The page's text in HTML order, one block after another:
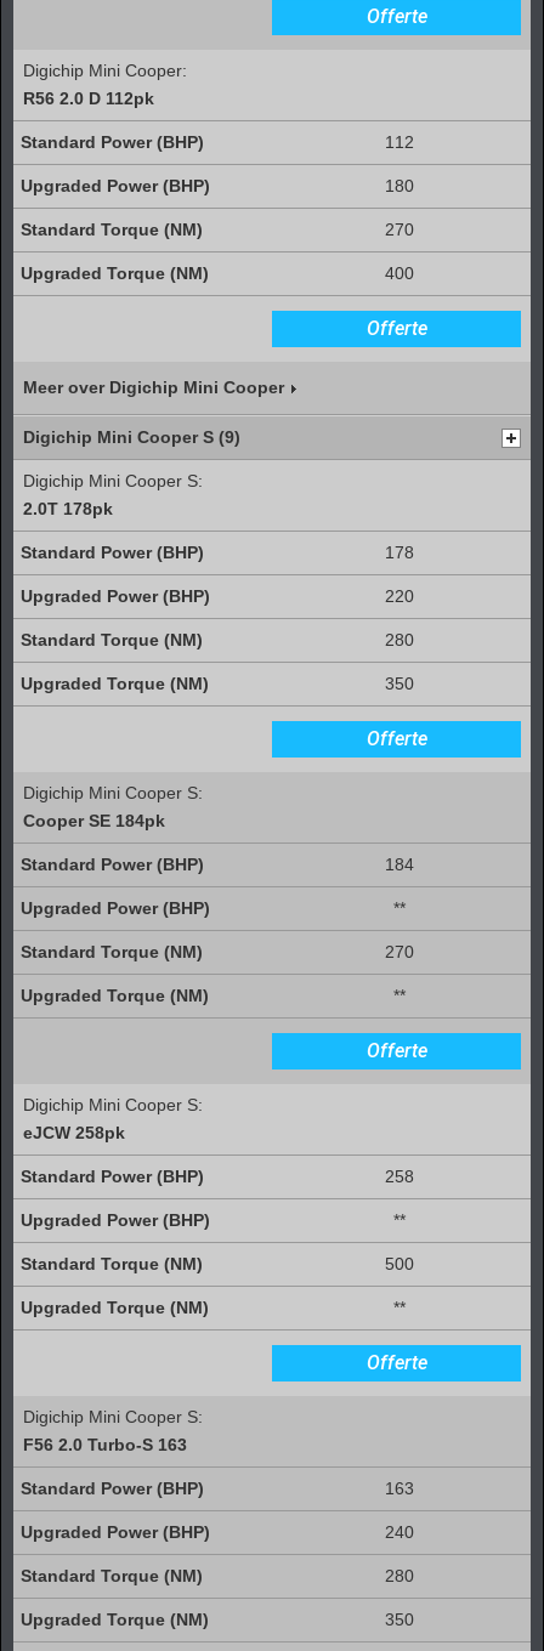
Offerte
Digichip Mini Cooper:
R56 2.0 D 112pk
112
180
270
400
Offerte
Meer over Digichip Mini Cooper
Digichip Mini Cooper S (9)
Digichip Mini Cooper S:
2.0T 178pk
178
220
280
350
Offerte
Digichip Mini Cooper S:
Cooper SE 184pk
184
**
270
**
Offerte
Digichip Mini Cooper S:
eJCW 258pk
258
**
500
**
Offerte
Digichip Mini Cooper S:
F56 2.0 Turbo-S 163
163
240
280
350